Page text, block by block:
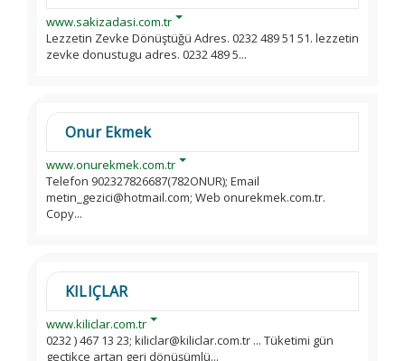
www.sakizadasi.com.tr
Lezzetin Zevke Dönüştüğü Adres. 0232 489 51 51. lezzetin
zevke donustugu adres. 0232 489 5...
Onur Ekmek
www.onurekmek.com.tr
Telefon 902327826687(782ONUR); Email
metin_gezici@hotmail.com; Web onurekmek.com.tr.
Copy...
KILIÇLAR
www.kiliclar.com.tr
0232 ) 467 13 23; kiliclar@kiliclar.com.tr ... Tüketimi gün
geçtikçe artan geri dönüşümlü...